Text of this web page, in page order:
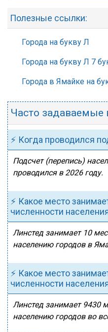
Полезные ссылки:
Города на букву Л
Города на букву Л 7
Города в Ямайке на
Часто задаваемые
⚡ Когда проводился
Подсчет (перепись)
проводился в 2026 году.
⚡ Какое место
численности
Линстед занимает 10
населению городов в
⚡ Какое место
численности
Линстед занимает 9430
населению городов во